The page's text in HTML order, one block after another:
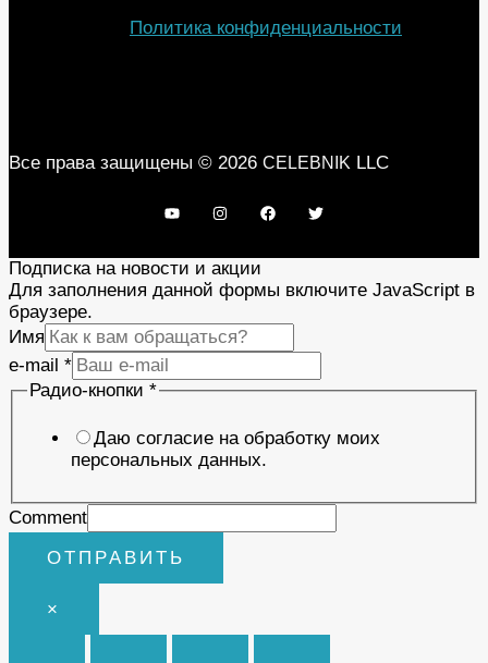
Политика конфиденциальности
Все права защищены © 2026 CELEBNIK LLC
Подписка на новости и акции
Для заполнения данной формы включите JavaScript в
браузере.
Имя
e-mail *
Радио-кнопки *
Даю согласие на обработку моих
персональных данных.
Comment
ОТПРАВИТЬ
×